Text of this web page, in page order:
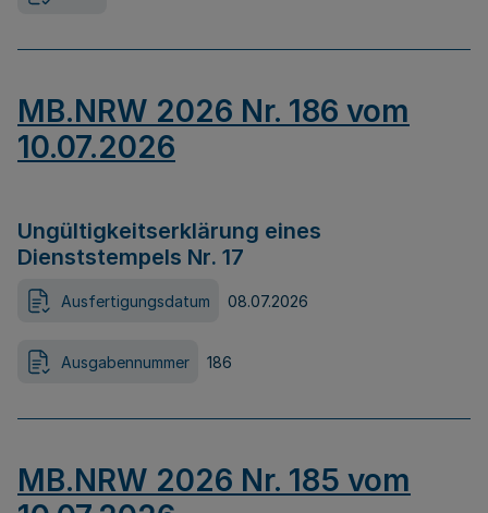
MB.NRW 2026 Nr. 186 vom
10.07.2026
Ungültigkeitserklärung eines
Dienststempels Nr. 17
Ausfertigungsdatum 08.07.2026
Ausgabennummer 186
MB.NRW 2026 Nr. 185 vom